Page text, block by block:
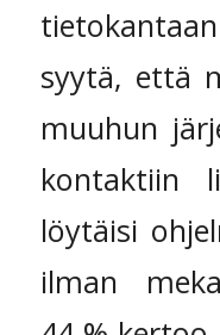
syytä, että
muuhun
kontaktiin
löytäisi
ilman